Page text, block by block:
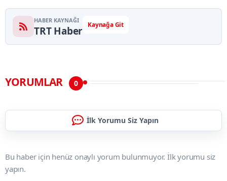
HABER KAYNAĞI
TRT Haber Kaynağa Git
YORUMLAR 0
İlk Yorumu Siz Yapın
Bu haber için henüz onaylı yorum bulunmuyor. İlk yorumu siz
yapın.